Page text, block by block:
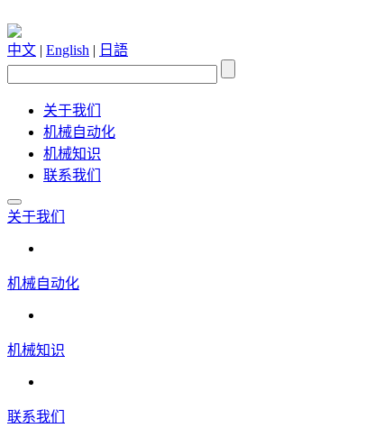
中文 | English | 日語
关于我们
机械自动化
机械知识
联系我们
关于我们
机械自动化
机械知识
联系我们